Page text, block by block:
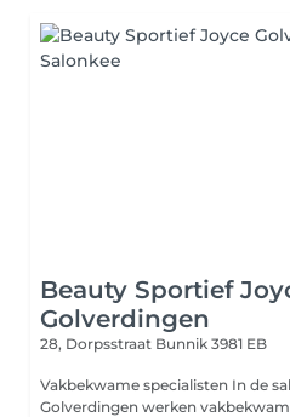
Beauty Sportief
Golverdingen
28, Dorpsstraat Bunnik 3981 EB
Vakbekwame specialisten In de
Golverdingen werken